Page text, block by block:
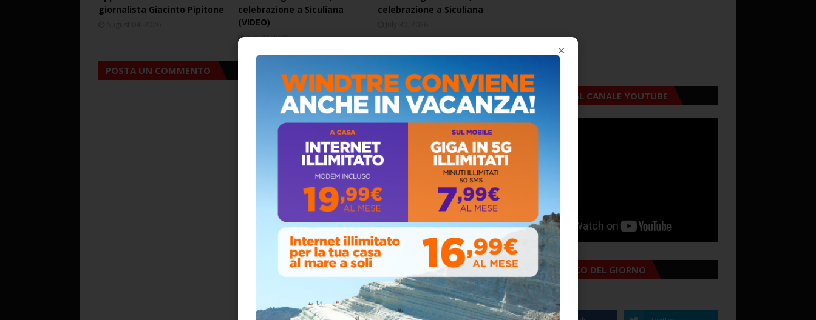
giornalista Giacinto Pipitone
celebrazione a Siculiana
(VIDEO)
July 30, 2026
celebrazione a Siculiana
POSTA UN COMMENTO
×
ISCRIVITI AL CANALE YOUTUBE
ALMANACCO DEL GIORNO